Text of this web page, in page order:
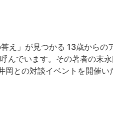
え」が見つかる 13歳からの
んでいます。その著者の末
岡との対談イベントを開催い